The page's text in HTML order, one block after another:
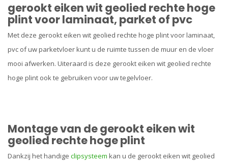
gerookt eiken wit geolied rechte hoge
plint voor laminaat, parket of pvc
Met deze gerookt eiken wit geolied rechte hoge plint voor laminaat,
pvc of uw parketvloer kunt u de ruimte tussen de muur en de vloer
mooi afwerken. Uiteraard is deze gerookt eiken wit geolied rechte
hoge plint ook te gebruiken voor uw tegelvloer.
Montage van de gerookt eiken wit
geolied rechte hoge plint
Dankzij het handige clipsysteem kan u de gerookt eiken wit geolied